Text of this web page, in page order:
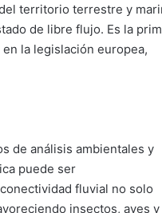
territorio terrestre y
de libre flujo. Es la
la legislación europea,
de análisis ambientales y
puede ser
fluvial no solo
insectos, aves y